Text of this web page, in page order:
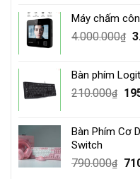
Máy chấm
4.000.000₫
Bàn phím
210.000₫
Bàn Phím Cơ
Switch
790.000₫